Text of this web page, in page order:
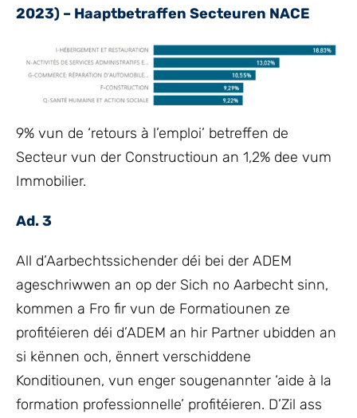
2023) – Haaptbetraffen Secteuren NACE
9% vun de ‘retours à l’emploi’ betreffen de
Secteur vun der Constructioun an 1,2% dee vum
Immobilier.
Ad. 3
All d’Aarbechtssichender déi bei der ADEM
ageschriwwen an op der Sich no Aarbecht sinn,
kommen a Fro fir vun de Formatiounen ze
profitéieren déi d’ADEM an hir Partner ubidden an
si kënnen och, ënnert verschiddene
Konditiounen, vun enger sougenannter ‘aide à la
formation professionnelle’ profitéieren. D’Zil ass